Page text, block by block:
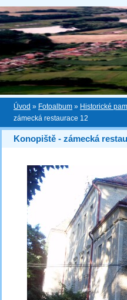
Úvod » Fotoalbum » Historické
zámecká restaurace 12
Konopiště - zámecká